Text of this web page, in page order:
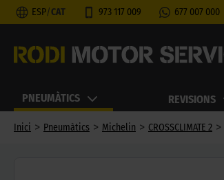
ESP/CAT 973 117 009 677 007 000
PNEUMÀTICS REVISIONS
Inici > Pneumàtics > Michelin > CROSSCLIMATE 2 >